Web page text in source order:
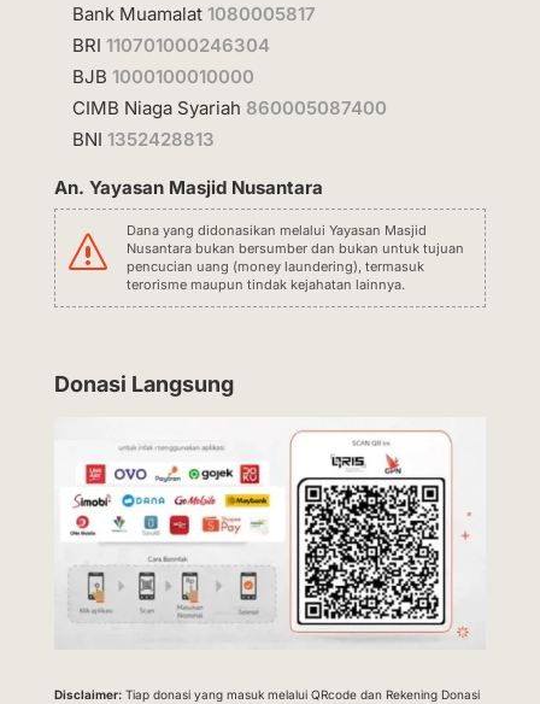
Bank Muamalat 1080005817
BRI 110701000246304
BJB 1000100010000
CIMB Niaga Syariah 860005087400
BNI 1352428813
An. Yayasan Masjid Nusantara
s
Dana yang didonasikan melalui Yayasan Masjid
Nusantara bukan bersumber dan bukan untuk tujuan
pencucian uang (money laundering), termasuk
terorisme maupun tindak kejahatan lainnya.
Donasi Langsung
Disclaimer:Tiap donasi yang masuk melalui QRcode dan Rekening Donasi